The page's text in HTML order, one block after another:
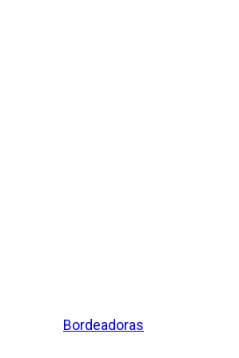
Bordeadoras